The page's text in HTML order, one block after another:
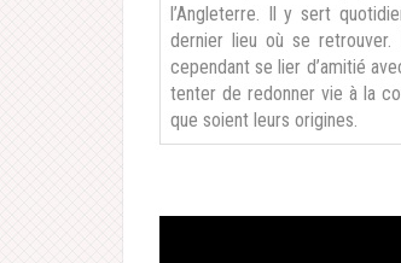
l’Angleterre. Il y sert
dernier lieu où se
cependant se lier d’amitié
tenter de redonner vie à la
que soient leurs origines.